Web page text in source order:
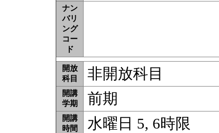
ナン
バリ
ング
コー
ド
開放
科目
非開放科目
開講
学期
前期
開講
時間
水曜日 5, 6時限